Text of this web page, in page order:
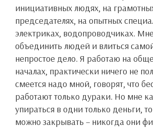
инициативных людях, на
председателях, на опытных
электриках, водопроводчиках.
объединить людей и влиться
непростое дело. Я работаю на
началах, практически ничего не
смеется надо мной, говорят, что
работают только дураки. Но мне
упираться в одни только деньги,
можно закрывать – никогда они